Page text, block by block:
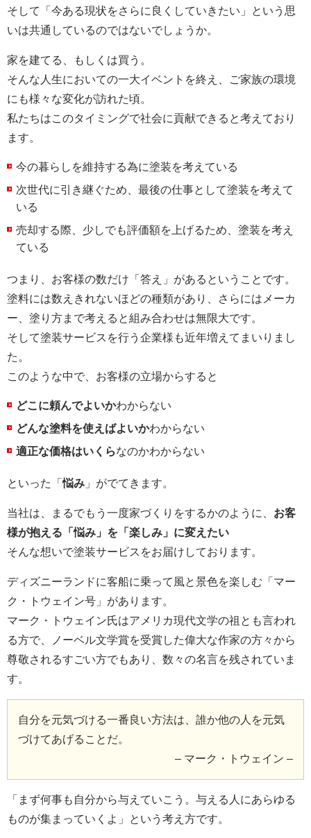
そして「今ある現状をさらに良くしていきたい」という思
いは共通しているのではないでしょうか。
家を建てる、もしくは買う。
そんな人生においての一大イベントを終え、ご家族の環境
にも様々な変化が訪れた頃。
私たちはこのタイミングで社会に貢献できると考えており
ます。
今の暮らしを維持する為に塗装を考えている
次世代に引き継ぐため、最後の仕事として塗装を考えて
いる
売却する際、少しでも評価額を上げるため、塗装を考え
ている
つまり、お客様の数だけ「答え」があるということです。
塗料には数えきれないほどの種類があり、さらにはメーカ
ー、塗り方まで考えると組み合わせは無限大です。
そして塗装サービスを行う企業様も近年増えてまいりまし
た。
このような中で、お客様の立場からすると
どこに頼んでよいかわからない
どんな塗料を使えばよいかわからない
適正な価格はいくらなのかわからない
といった「悩み 」がでてきます。
当社は、まるでもう一度家づくりをするかのように、 お客
様が抱える「悩み」を「楽しみ」に変えたい
そんな想いで塗装サービスをお届けしております。
ディズニーランドに客船に乗って風と景色を楽しむ「マー
ク・トウェイン号」があります。
マーク・トウェイン氏はアメリカ現代文学の祖とも言われ
る方で、ノーベル文学賞を受賞した偉大な作家の方々から
尊敬されるすごい方でもあり、数々の名言を残されていま
す。
自分を元気づける一番良い方法は、誰か他の人を元気
づけてあげることだ。
– マーク・トウェイン –
「まず何事も自分から与えていこう。与える人にあらゆる
ものが集まっていくよ」という考え方です。